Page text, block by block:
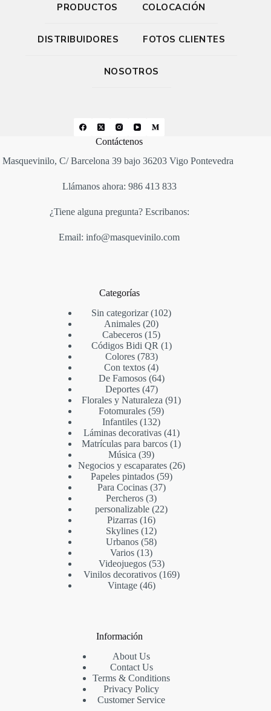
PRODUCTOS COLOCACIÓN
DISTRIBUIDORES FOTOS CLIENTES
NOSOTROS
Contáctenos
Masquevinilo, C/ Barcelona 39 bajo 36203 Vigo Pontevedra
Llámanos ahora: 986 413 833
¿Tiene alguna pregunta? Escribanos:
Email: info@masquevinilo.com
Categorías
Sin categorizar 102
Animales 20
Cabeceros 15
Códigos Bidi QR
1
Colores 783
Con textos 4
De Famosos 64
Deportes 47
Florales y Naturaleza 91
Fotomurales 59
Infantiles 132
Láminas decorativas 41
Matrículas para barcos 1
Música 39
Negocios y escaparates 26
Papeles pintados 59
Para Cocinas 37
Percheros 3
personalizable 22
Pizarras 16
Skylines 12
Urbanos 58
Varios 13
Videojuegos 53
Vinilos decorativos 169
Vintage 46
Información
About Us
Contact Us
Terms & Conditions
Privacy Policy
Customer Service